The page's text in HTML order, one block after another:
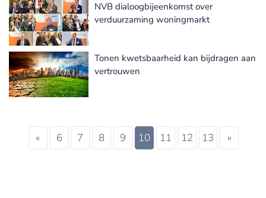
NVB dialoogbijeenkomst over
verduurzaming woningmarkt
Tonen kwetsbaarheid kan bijdragen aan
vertrouwen
« 6 7 8 9 10 11 12 13 »